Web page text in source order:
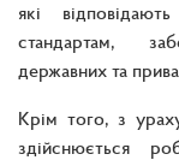
які
стандартам,
державних та
Крім того, з
здійснюється